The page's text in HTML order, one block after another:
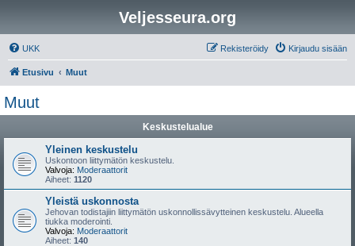
Veljesseura.org
UKK Kirjaudu sisään
Rekisteröidy
Etusivu Muut
Muut
Keskustelualue
Yleinen keskustelu
Uskontoon liittymätön keskustelu.
Valvoja: Moderaattorit
Aiheet: 1120
Yleistä uskonnosta
Jehovan todistajiin liittymätön uskonnollissävytteinen keskustelu. Alueella
tiukka moderointi.
Valvoja: Moderaattorit
Aiheet: 140